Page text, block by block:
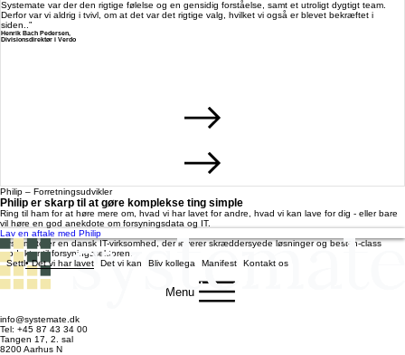
Systemate var der den rigtige følelse og en gensidig forståelse, samt et utroligt dygtigt team.
Derfor var vi aldrig i tvivl, om at det var det rigtige valg, hvilket vi også er blevet bekræftet i
siden..”
Henrik Bach Pedersen,
Divisionsdirektør i Verdo
Philip – Forretningsudvikler
Philip er skarp til at gøre komplekse ting simple
Ring til ham for at høre mere om, hvad vi har lavet for andre, hvad vi kan lave for dig - eller bare
vil høre en god anekdote om forsyningsdata og IT.
Lav en aftale med Philip
Systemate er en dansk IT-virksomhed, der leverer skræddersyede løsninger og best-in-class
produkter til forsyningssektoren.
Settl
Det vi har lavet Det vi kan Bliv kollega Manifest Kontakt os
Menu
info@systemate.dk
Tel: +45 87 43 34 00
Tangen 17, 2. sal
8200 Aarhus N